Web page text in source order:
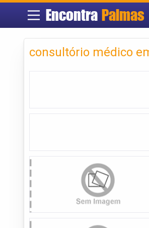
Encontra Palmas
consultório médico